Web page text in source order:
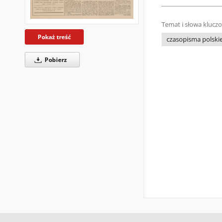
Pokaż treść
Pobierz
Temat i słowa
czasopisma